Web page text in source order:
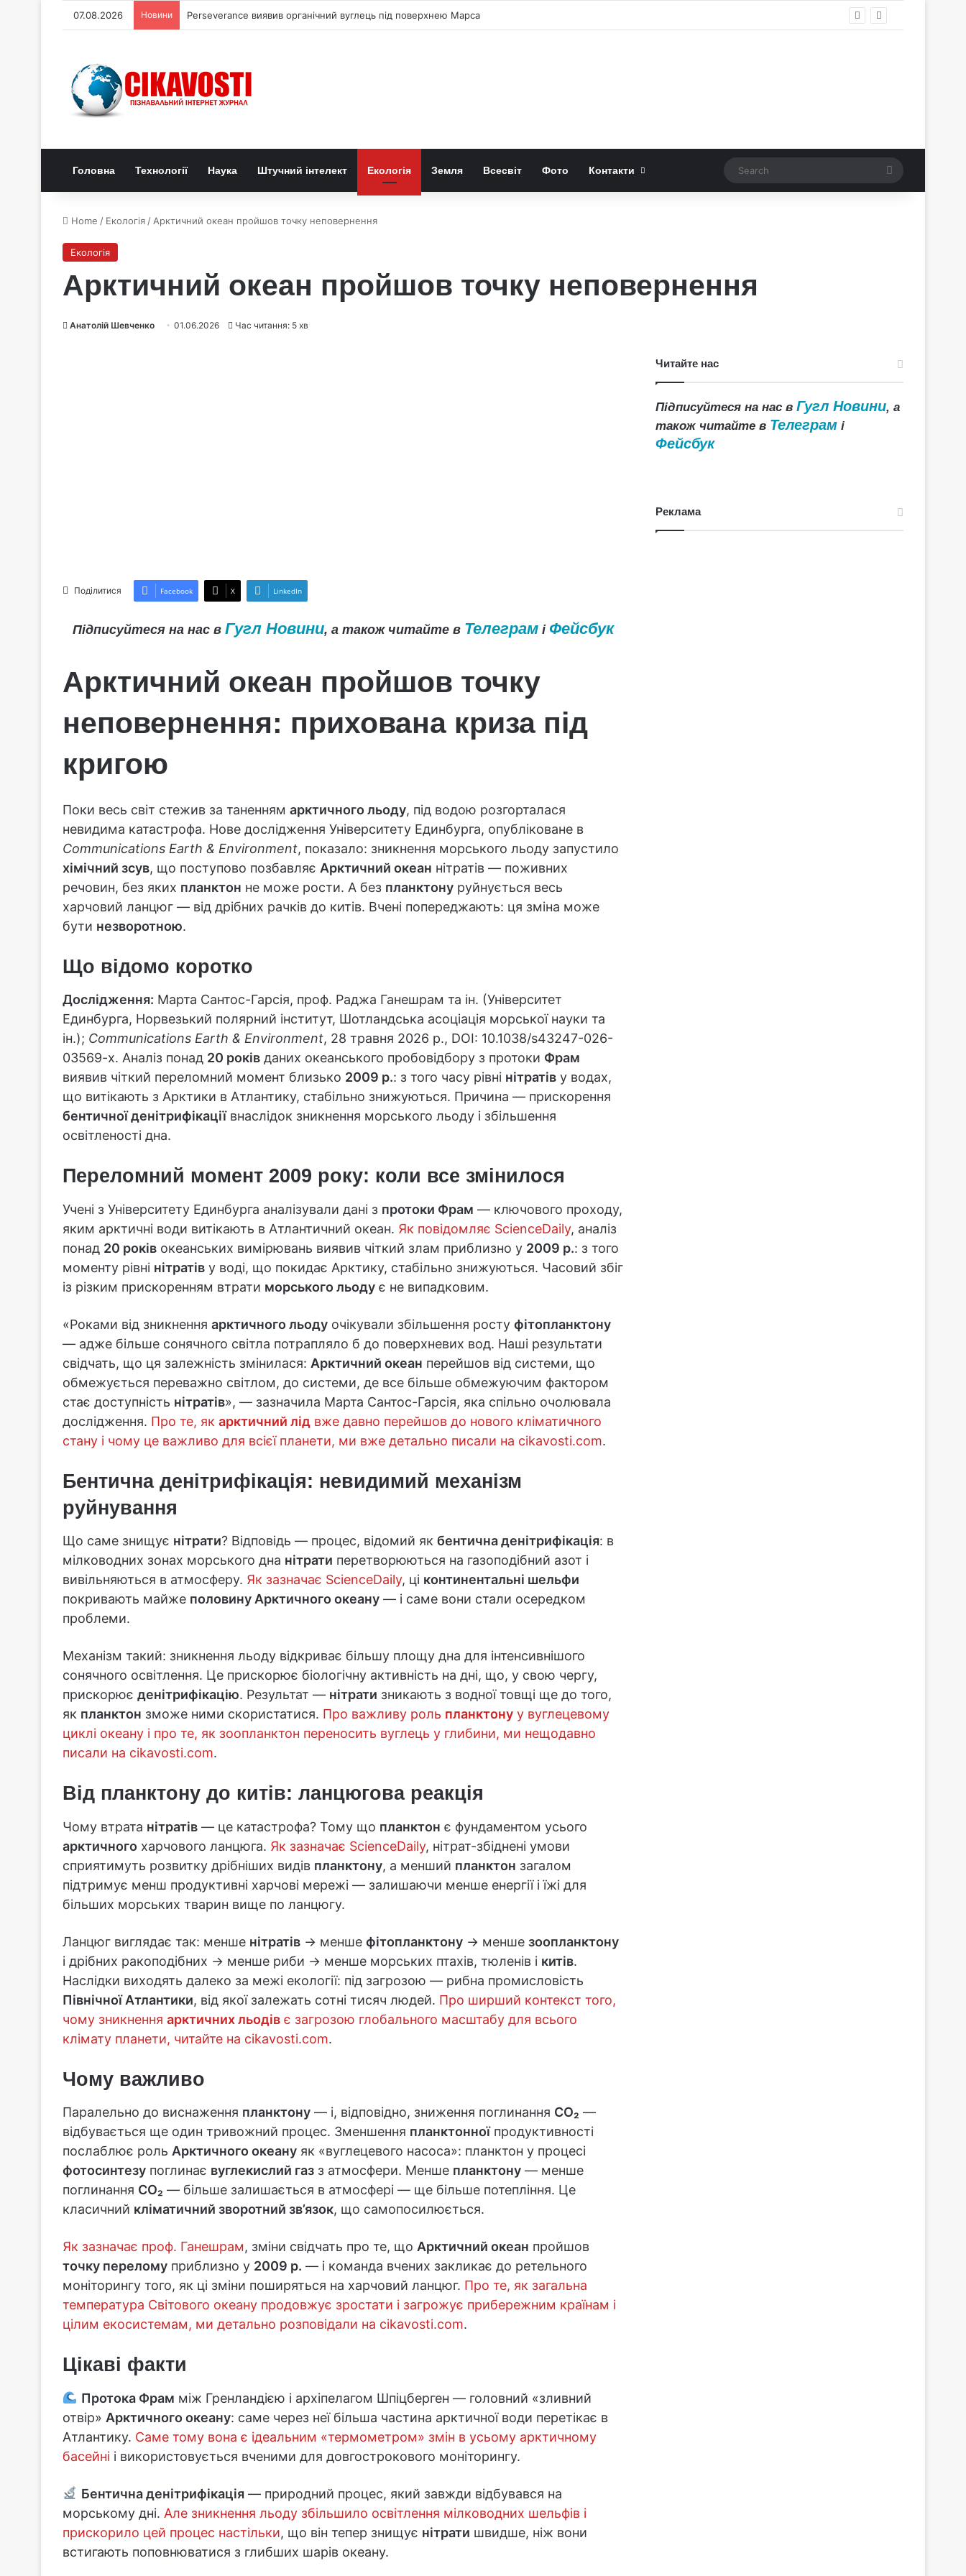
07.08.2026 Новини Perseverance виявив органічний вуглець під поверхнею Марса
Головна Технології Наука Штучний інтелект Екологія Земля Всесвіт Фото Контакти Search
Home / Екологія / Арктичний океан пройшов точку неповернення
Екологія
Арктичний океан пройшов точку неповернення
Анатолій Шевченко 01.06.2026 Час читання: 5 хв
Поділитися Facebook X LinkedIn
Підписуйтеся на нас в Гугл Новини, а також читайте в Телеграмі Фейсбук
Арктичний океан пройшов точку
неповернення: прихована криза під
кригою
Поки весь світ стежив за таненням арктичного льоду, під водою розгорталася
невидима катастрофа. Нове дослідження Університету Единбурга, опубліковане в
Communications Earth & Environment, показало: зникнення морського льоду запустило
хімічний зсув, що поступово позбавляє Арктичний океан нітратів — поживних
речовин, без яких планктон не може рости. А без планктону руйнується весь
харчовий ланцюг — від дрібних рачків до китів. Вчені попереджають: ця зміна може
бути незворотною.
Що відомо коротко
Дослідження: Марта Сантос-Гарсія, проф. Раджа Ганешрам та ін. (Університет
Единбурга, Норвезький полярний інститут, Шотландська асоціація морської науки та
ін.); Communications Earth & Environment, 28 травня 2026 р., DOI: 10.1038/s43247-026-
03569-x. Аналіз понад 20 років даних океанського пробовідбору з протоки Фрам
виявив чіткий переломний момент близько 2009 р.: з того часу рівні нітратів у водах,
що витікають з Арктики в Атлантику, стабільно знижуються. Причина — прискорення
бентичної денітрифікаціївнаслідок зникнення морського льоду і збільшення
освітленості дна.
Переломний момент 2009 року: коли все змінилося
Учені з Університету Единбурга аналізували дані з протоки Фрам — ключового проходу,
яким арктичні води витікають в Атлантичний океан. Як повідомляє ScienceDaily, аналіз
понад 20 років океанських вимірювань виявив чіткий злам приблизно у 2009 р.: з того
моменту рівні нітратів у воді, що покидає Арктику, стабільно знижуються. Часовий збіг
із різким прискоренням втрати морського льоду є не випадковим.
«Роками від зникнення арктичного льоду очікували збільшення росту фітопланктону
— адже більше сонячного світла потрапляло б до поверхневих вод. Наші результати
свідчать, що ця залежність змінилася: Арктичний океан перейшов від системи, що
обмежується переважно світлом, до системи, де все більше обмежуючим фактором
стає доступність нітратів», — зазначила Марта Сантос-Гарсія, яка спільно очолювала
дослідження. Про те, як арктичний лід вже давно перейшов до нового кліматичного
стану і чому це важливо для всієї планети, ми вже детально писали на cikavosti.com.
Бентична денітрифікація: невидимий механізм
руйнування
Що саме знищує нітрати? Відповідь — процес, відомий як бентична денітрифікація: в
мілководних зонах морського дна нітрати перетворюються на газоподібний азот і
вивільняються в атмосферу. Як зазначає ScienceDaily, ці континентальні шельфи
покривають майже половину Арктичного океану — і саме вони стали осередком
проблеми.
Механізм такий: зникнення льоду відкриває більшу площу дна для інтенсивнішого
сонячного освітлення. Це прискорює біологічну активність на дні, що, у свою чергу,
прискорює денітрифікацію. Результат — нітрати зникають з водної товщі ще до того,
як планктон зможе ними скористатися. Про важливу роль планктону у вуглецевому
циклі океану і про те, як зоопланктон переносить вуглець у глибини, ми нещодавно
писали на cikavosti.com.
Від планктону до китів: ланцюгова реакція
Чому втрата нітратів — це катастрофа? Тому що планктон є фундаментом усього
арктичного харчового ланцюга. Як зазначає ScienceDaily, нітрат-збіднені умови
сприятимуть розвитку дрібніших видів планктону, а менший планктон загалом
підтримує менш продуктивні харчові мережі — залишаючи менше енергії і їжі для
більших морських тварин вище по ланцюгу.
Ланцюг виглядає так: менше нітратів → менше фітопланктону → менше зоопланктону
і дрібних ракоподібних → менше риби → менше морських птахів, тюленів і китів.
Наслідки виходять далеко за межі екології: під загрозою — рибна промисловість
Північної Атлантики, від якої залежать сотні тисяч людей. Про ширший контекст того,
чому зникнення арктичних льодів є загрозою глобального масштабу для всього
клімату планети, читайте на cikavosti.com.
Чому важливо
Паралельно до виснаження планктону — і, відповідно, зниження поглинання CO₂ —
відбувається ще один тривожний процес. Зменшення планктонноїпродуктивності
послаблює роль Арктичного океану як «вуглецевого насоса»: планктон у процесі
фотосинтезу поглинає вуглекислий газ з атмосфери. Менше планктону — менше
поглинання CO₂ — більше залишається в атмосфері — ще більше потепління. Це
класичний кліматичний зворотний зв’язок, що самопосилюється.
Як зазначає проф. Ганешрам, зміни свідчать про те, що Арктичний океан пройшов
точку перелому приблизно у 2009 р. — і команда вчених закликає до ретельного
моніторингу того, як ці зміни поширяться на харчовий ланцюг. Про те, як загальна
температура Світового океану продовжує зростати і загрожує прибережним країнам і
цілим екосистемам, ми детально розповідали на cikavosti.com.
Цікаві факти
Протока Фрам між Гренландією і архіпелагом Шпіцберген — головний «зливний
отвір» Арктичного океану: саме через неї більша частина арктичної води перетікає в
Атлантику. Саме тому вона є ідеальним «термометром» змін в усьому арктичному
басейні і використовується вченими для довгострокового моніторингу.
Бентична денітрифікація— природний процес, який завжди відбувався на
морському дні. Але зникнення льоду збільшило освітлення мілководних шельфів і
прискорило цей процес настільки, що він тепер знищує нітрати швидше, ніж вони
встигають поповнюватися з глибших шарів океану.
Читайте нас
Підписуйтеся на нас вГугл Новини, а
також читайте в Телеграм і
Фейсбук
Реклама